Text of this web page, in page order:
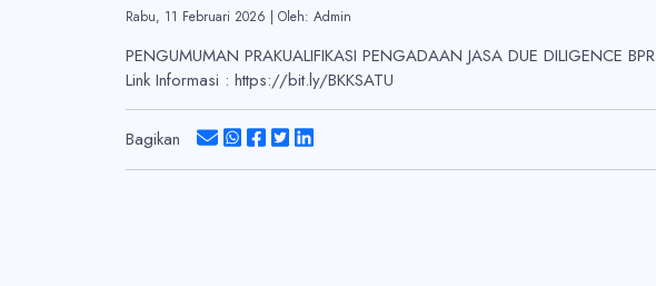
Rabu, 11 Februari 2026 Oleh: Admin
PENGUMUMAN PRAKUALIFIKASI PENGADAAN JASA DUE DILIGENCE BPR
Link Informasi : https://bit.ly/BKKSATU
Bagikan